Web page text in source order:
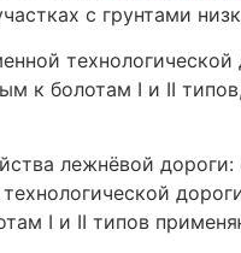
с грунтами
к болотам I и II
I и II типов